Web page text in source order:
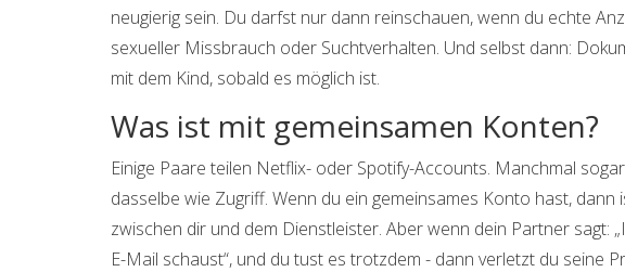
neugierig sein. Du darfst nur dann reinschauen, wenn du echte
sexueller Missbrauch oder Suchtverhalten. Und selbst dann:
mit dem Kind, sobald es möglich ist.
Was ist mit gemeinsamen Konten?
Einige Paare teilen Netflix- oder Spotify-Accounts. Manchmal
dasselbe wie Zugriff. Wenn du ein gemeinsames Konto hast,
zwischen dir und dem Dienstleister. Aber wenn dein Partner sagt:
E-Mail schaust“, und du tust es trotzdem - dann verletzt du seine